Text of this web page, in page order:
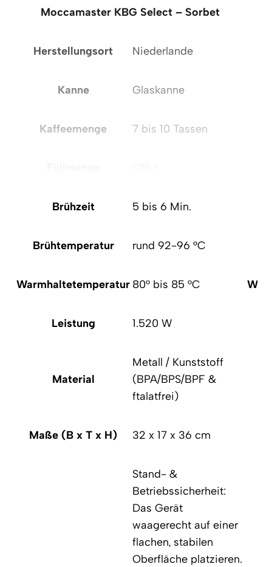
Moccamaster KBG Select – Sorbet
Herstellungsort Niederlande
Kanne Glaskanne
Kaffeemenge 7 bis 10 Tassen
Brühzeit 5 bis 6 Min.
Brühtemperatur rund 92-96 °C
Warmhaltetemperatur 80° bis 85 °C
Leistung 1.520 W
Material
Metall / Kunststoff
(BPA/BPS/BPF &
ftalatfrei)
Maße (B x T x H) 32 x 17 x 36 cm
Stand- &
Betriebssicherheit:
Das Gerät
waagerecht auf einer
flachen, stabilen
Oberfläche platzieren.